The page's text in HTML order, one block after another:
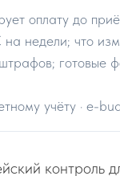
оплату до
недели; что
готовые
учёту · e-
контроль